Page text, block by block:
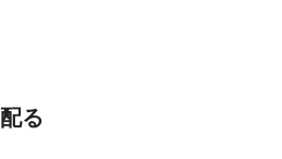
る